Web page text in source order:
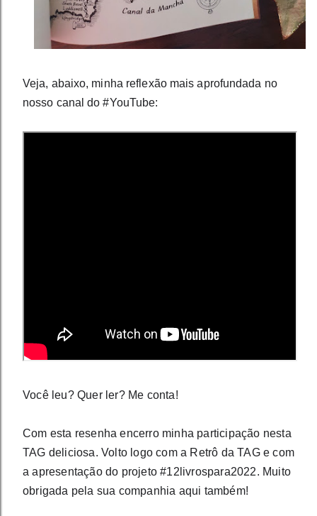
Veja, abaixo, minha reflexão mais aprofundada no
nosso canal do #YouTube:
Você leu? Quer ler? Me conta!⁣⁣⁣⁣⁣⁣⁣
Com esta resenha encerro minha participação nesta
TAG deliciosa. Volto logo com a Retrô da TAG e com
a apresentação do projeto #12livrospara2022. Muito
obrigada pela sua companhia aqui também!